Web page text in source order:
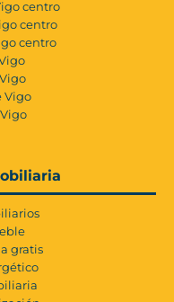
centro
centro
centro
Vigo
gratis